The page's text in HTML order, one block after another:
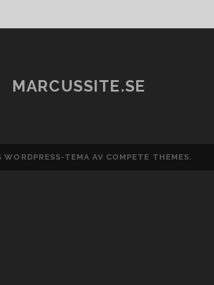
MARCUSSITE.SE
WORDPRESS-TEMA AV COMPETE THEMES.